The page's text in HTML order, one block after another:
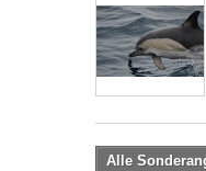
Alle